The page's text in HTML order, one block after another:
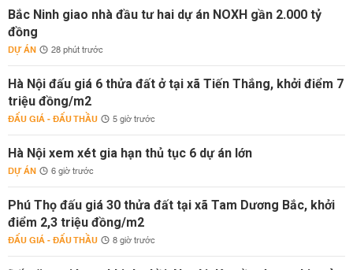
Bắc Ninh giao nhà đầu tư hai dự án NOXH gần 2.000 tỷ
đồng
DỰ ÁN 28 phút trước
Hà Nội đấu giá 6 thửa đất ở tại xã Tiến Thắng, khởi điểm 7
triệu đồng/m2
ĐẤU GIÁ - ĐẤU THẦU 5 giờ trước
Hà Nội xem xét gia hạn thủ tục 6 dự án lớn
DỰ ÁN 6 giờ trước
Phú Thọ đấu giá 30 thửa đất tại xã Tam Dương Bắc, khởi
điểm 2,3 triệu đồng/m2
ĐẤU GIÁ - ĐẤU THẦU 8 giờ trước